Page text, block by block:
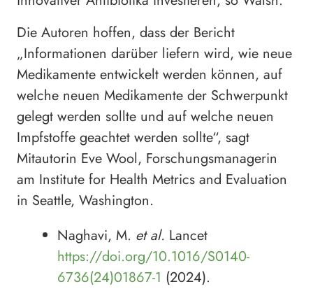
Die Autoren hoffen, dass der Bericht
„Informationen darüber liefern wird, wie neue
Medikamente entwickelt werden können, auf
welche neuen Medikamente der Schwerpunkt
gelegt werden sollte und auf welche neuen
Impfstoffe geachtet werden sollte“, sagt
Mitautorin Eve Wool, Forschungsmanagerin
am Institute for Health Metrics and Evaluation
in Seattle, Washington.
Naghavi, M. et al. Lancet
https://doi.org/10.1016/S0140-
6736(24)01867-1 (2024).